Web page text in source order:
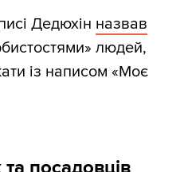
Дедюхін назвав
людей,
із написом «Моє
посадовців